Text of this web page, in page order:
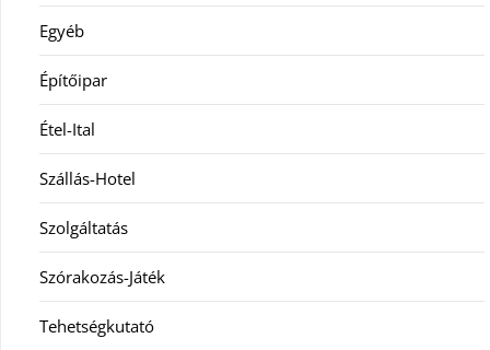
Egyéb
Építőipar
Étel-Ital
Szállás-Hotel
Szolgáltatás
Szórakozás-Játék
Tehetségkutató